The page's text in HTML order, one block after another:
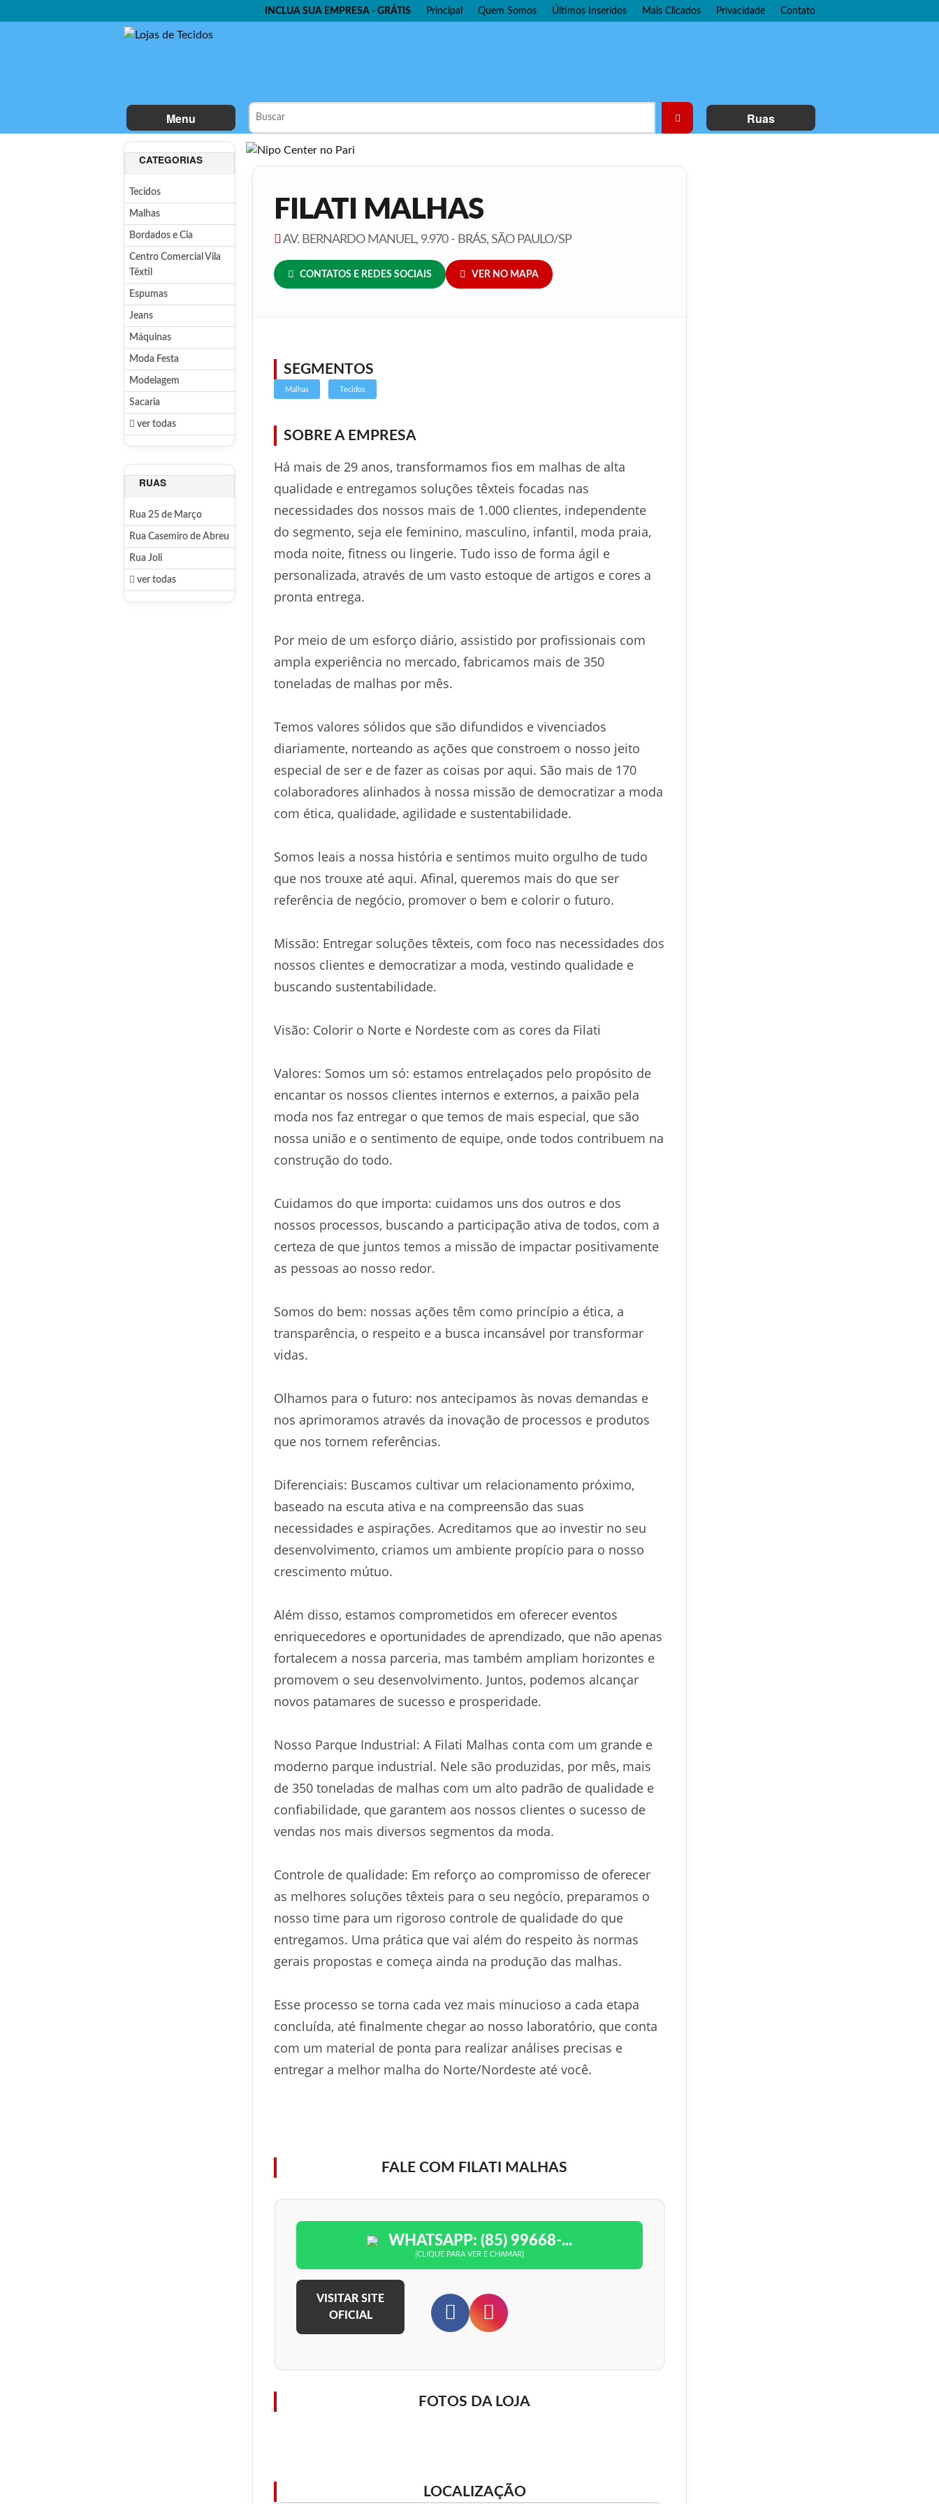
INCLUA SUA EMPRESA - GRÁTIS Principal Quem Somos Últimos Inseridos Mais Clicados Privacidade Contato
Menu Ruas
CATEGORIAS
Tecidos
Malhas
Bordados e Cia
Centro Comercial Vila
Têxtil
Espumas
Jeans
Máquinas
Moda Festa
Modelagem
Sacaria
ver todas
RUAS
Rua 25 de Março
Rua Casemiro de Abreu
Rua Joli
ver todas
FILATI MALHAS
AV. BERNARDO MANUEL, 9.970 - BRÁS, SÃO PAULO/SP
CONTATOS E REDES SOCIAIS VER NO MAPA
SEGMENTOS
Malhas Tecidos
SOBRE A EMPRESA
Há mais de 29 anos, transformamos fios em malhas de alta
qualidade e entregamos soluções têxteis focadas nas
necessidades dos nossos mais de 1.000 clientes, independente
do segmento, seja ele feminino, masculino, infantil, moda praia,
moda noite, fitness ou lingerie. Tudo isso de forma ágil e
personalizada, através de um vasto estoque de artigos e cores a
pronta entrega.
Por meio de um esforço diário, assistido por profissionais com
ampla experiência no mercado, fabricamos mais de 350
toneladas de malhas por mês.
Temos valores sólidos que são difundidos e vivenciados
diariamente, norteando as ações que constroem o nosso jeito
especial de ser e de fazer as coisas por aqui. São mais de 170
colaboradores alinhados à nossa missão de democratizar a moda
com ética, qualidade, agilidade e sustentabilidade.
Somos leais a nossa história e sentimos muito orgulho de tudo
que nos trouxe até aqui. Afinal, queremos mais do que ser
referência de negócio, promover o bem e colorir o futuro.
Missão: Entregar soluções têxteis, com foco nas necessidades dos
nossos clientes e democratizar a moda, vestindo qualidade e
buscando sustentabilidade.
Visão: Colorir o Norte e Nordeste com as cores da Filati
Valores: Somos um só: estamos entrelaçados pelo propósito de
encantar os nossos clientes internos e externos, a paixão pela
moda nos faz entregar o que temos de mais especial, que são
nossa união e o sentimento de equipe, onde todos contribuem na
construção do todo.
Cuidamos do que importa: cuidamos uns dos outros e dos
nossos processos, buscando a participação ativa de todos, com a
certeza de que juntos temos a missão de impactar positivamente
as pessoas ao nosso redor.
Somos do bem: nossas ações têm como princípio a ética, a
transparência, o respeito e a busca incansável por transformar
vidas.
Olhamos para o futuro: nos antecipamos às novas demandas e
nos aprimoramos através da inovação de processos e produtos
que nos tornem referências.
Diferenciais: Buscamos cultivar um relacionamento próximo,
baseado na escuta ativa e na compreensão das suas
necessidades e aspirações. Acreditamos que ao investir no seu
desenvolvimento, criamos um ambiente propício para o nosso
crescimento mútuo.
Além disso, estamos comprometidos em oferecer eventos
enriquecedores e oportunidades de aprendizado, que não apenas
fortalecem a nossa parceria, mas também ampliam horizontes e
promovem o seu desenvolvimento. Juntos, podemos alcançar
novos patamares de sucesso e prosperidade.
Nosso Parque Industrial: A Filati Malhas conta com um grande e
moderno parque industrial. Nele são produzidas, por mês, mais
de 350 toneladas de malhas com um alto padrão de qualidade e
confiabilidade, que garantem aos nossos clientes o sucesso de
vendas nos mais diversos segmentos da moda.
Controle de qualidade: Em reforço ao compromisso de oferecer
as melhores soluções têxteis para o seu negócio, preparamos o
nosso time para um rigoroso controle de qualidade do que
entregamos. Uma prática que vai além do respeito às normas
gerais propostas e começa ainda na produção das malhas.
Esse processo se torna cada vez mais minucioso a cada etapa
concluída, até finalmente chegar ao nosso laboratório, que conta
com um material de ponta para realizar análises precisas e
entregar a melhor malha do Norte/Nordeste até você.
FALE COM FILATI MALHAS
WHATSAPP: (85) 99668-...
[CLIQUE PARA VER E CHAMAR]
VISITAR SITE
OFICIAL
FOTOS DA LOJA
LOCALIZAÇÃO